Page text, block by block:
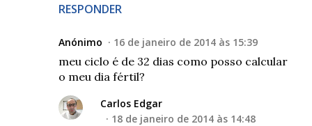
RESPONDER
Anónimo 16 de janeiro de 2014 às 15:39
meu ciclo é de 32 dias como posso calcular
o meu dia fértil?
Carlos Edgar
18 de janeiro de 2014 às 14:48